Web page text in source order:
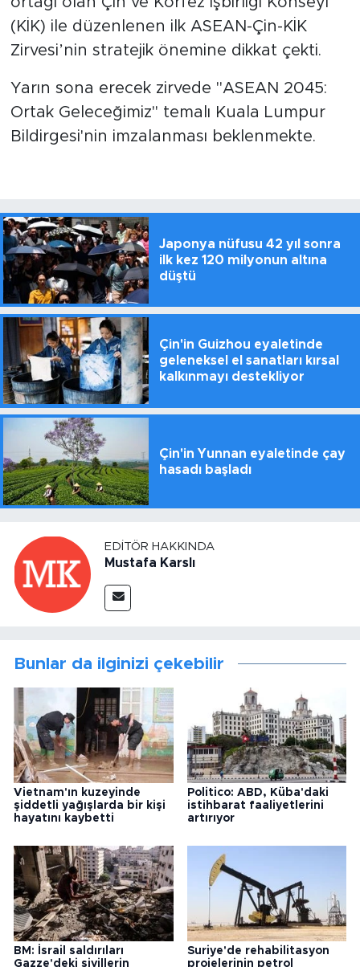
(KİK) ile düzenlenen ilk ASEAN-Çin-KİK
Zirvesi’nin stratejik önemine dikkat çekti.
Yarın sona erecek zirvede "ASEAN 2045:
Ortak Geleceğimiz" temalı Kuala Lumpur
Bildirgesi'nin imzalanması beklenmekte.
Japonya nüfusu 42 yıl sonra
ilk kez 120 milyonun altına
düştü
Çin'in Guizhou eyaletinde
geleneksel el sanatları kırsal
kalkınmayı destekliyor
Çin'in Yunnan eyaletinde çay
hasadı başladı
EDITÖR HAKKINDA
Mustafa Karslı
Bunlar da ilginizi çekebilir
Vietnam'ın kuzeyinde
şiddetli yağışlarda bir kişi
hayatını kaybetti
Politico: ABD, Küba'daki
istihbarat faaliyetlerini
artırıyor
BM: İsrail saldırıları
Gazze'deki sivillerin
Suriye'de rehabilitasyon
projelerinin petrol